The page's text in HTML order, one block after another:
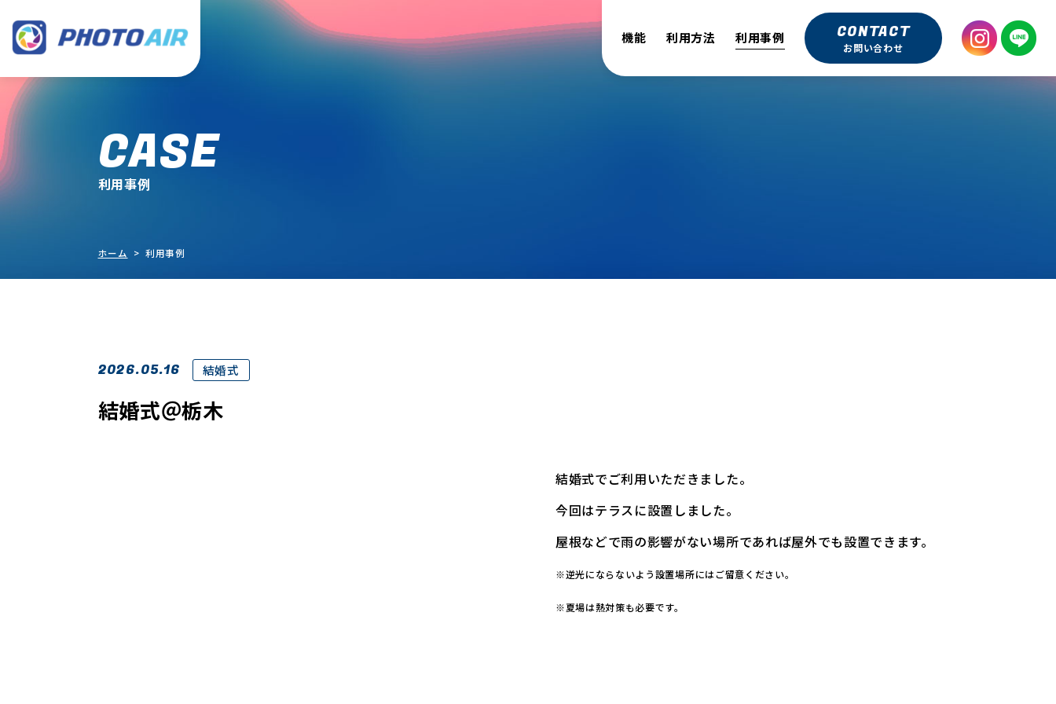
機能 利用方法 利用事例 CONTACT
お問い合わせ
CASE
利用事例
ホーム > 利用事例
2026.05.16 結婚式
結婚式＠栃木
結婚式でご利用いただきました。
今回はテラスに設置しました。
屋根などで雨の影響がない場所であれば屋外でも設置できます。
※逆光にならないよう設置場所にはご留意ください。
※夏場は熱対策も必要です。